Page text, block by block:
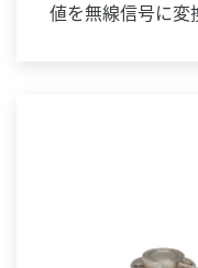
値を無線信号に変